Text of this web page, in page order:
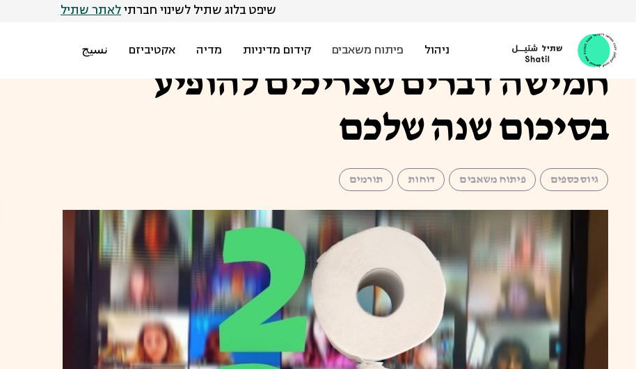
content
שיפט בלוג שתיל לשינוי חברתילאתר שתיל
ניהול פיתוח משאבים קידום מדיניות מדיה אקטיביזם نسيج חגית שמלי |29 בנובמבר 2020
חמישה דברים שצריכים להופיע
בסיכום שנה שלכם
גיוס כספים פיתוח משאבים דוחות תורמים